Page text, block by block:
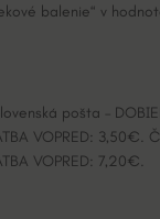
balenie“ v
pošta –
VOPRED: 3,50€.
VOPRED: 7,20€.